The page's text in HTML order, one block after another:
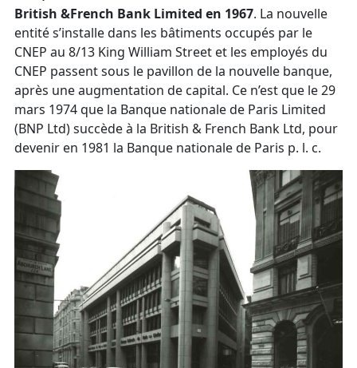
British &French Bank Limited en 1967. La nouvelle
entité s’installe dans les bâtiments occupés par le
CNEP au 8/13 King William Street et les employés du
CNEP passent sous le pavillon de la nouvelle banque,
après une augmentation de capital. Ce n’est que le 29
mars 1974 que la Banque nationale de Paris Limited
(BNP Ltd) succède à la British & French Bank Ltd, pour
devenir en 1981 la Banque nationale de Paris p. l. c.